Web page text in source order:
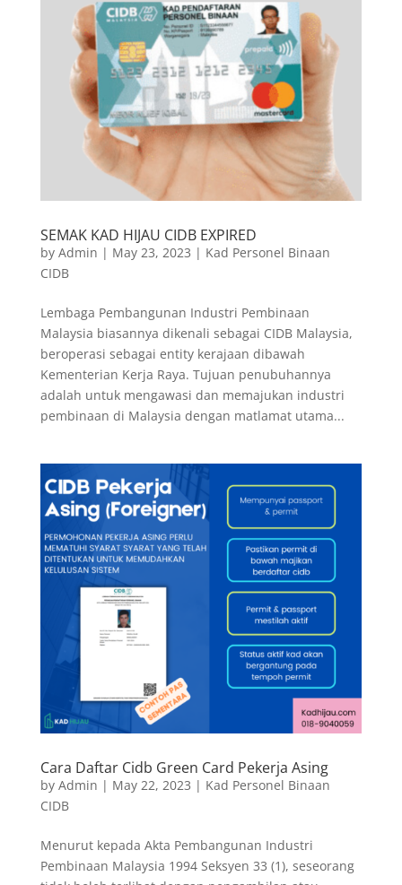
SEMAK KAD HIJAU CIDB EXPIRED
by Admin | May 23, 2023 | Kad Personel Binaan
CIDB
Lembaga Pembangunan Industri Pembinaan
Malaysia biasannya dikenali sebagai CIDB Malaysia,
beroperasi sebagai entity kerajaan dibawah
Kementerian Kerja Raya. Tujuan penubuhannya
adalah untuk mengawasi dan memajukan industri
pembinaan di Malaysia dengan matlamat utama...
Cara Daftar Cidb Green Card Pekerja Asing
by Admin | May 22, 2023 | Kad Personel Binaan
CIDB
Menurut kepada Akta Pembangunan Industri
Pembinaan Malaysia 1994 Seksyen 33 (1), seseorang